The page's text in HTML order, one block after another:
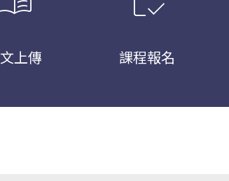
上傳 課程報名